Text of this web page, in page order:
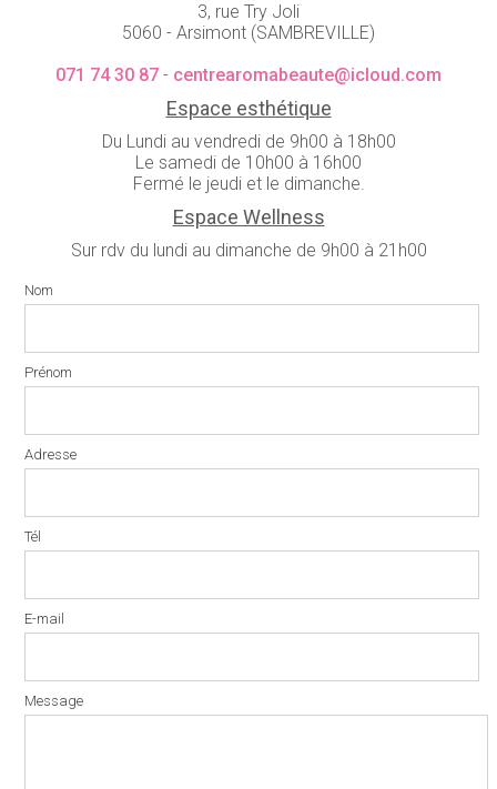
3, rue Try Joli
5060 - Arsimont (SAMBREVILLE)
071 74 30 87 - centrearomabeaute@icloud.com
Espace esthétique
Du Lundi au vendredi de 9h00 à 18h00
Le samedi de 10h00 à 16h00
Fermé le jeudi et le dimanche.
Espace Wellness
Sur rdv du lundi au dimanche de 9h00 à 21h00
Nom
Prénom
Adresse
Tél
E-mail
Message